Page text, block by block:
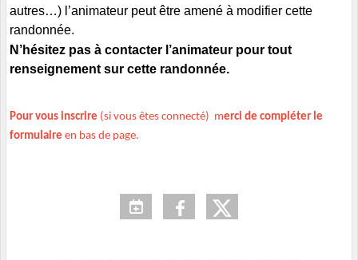
autres…) l’animateur peut être amené à modifier cette
randonnée.
N’hésitez pas à contacter l’animateur pour tout
renseignement sur cette randonnée.
Pour vous inscrire (si vous êtes connecté) merci de compléter le
formulaire en bas de page.